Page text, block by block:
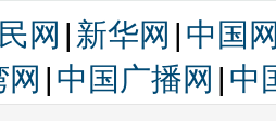
网 | 新华网 | 中国
网 | 中国广播网 | 中